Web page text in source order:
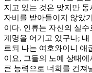
지고 있는 것은 맞지만
자비를 받아들이지 않았
이다. 인류는 자신의 실
계명을 어기고 있구나; 내
르되 나는 여호와이니 애
이요, 그들의 노예 상태
큰 능력으로 너희를 건져